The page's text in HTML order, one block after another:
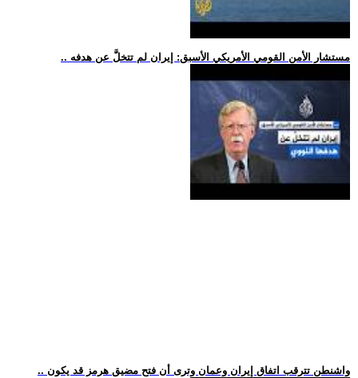
.. مستشار الأمن القومي الأمريكي الأسبق: إيران لم تتخلَّ عن هدفه
.. واشنطن تترقب اتفاق إيران وعمان وترى أن فتح مضيق هرمز قد يكون